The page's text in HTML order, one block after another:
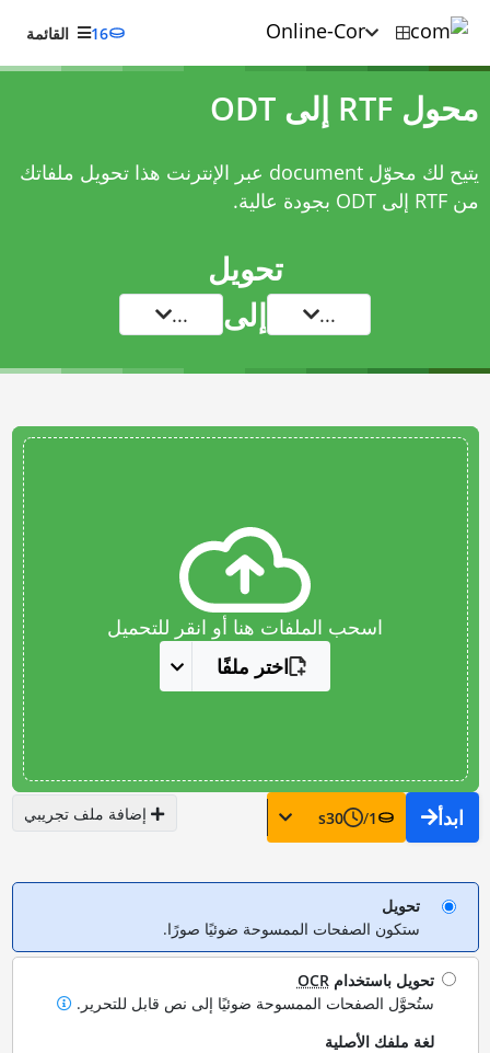
16 القائمة
محول RTF إلى ODT
يتيح لك محوّل document عبر الإنترنت هذا تحويل ملفاتك
من RTF إلى ODT بجودة عالية.
تحويل
... إلى ...
اسحب الملفات هنا أو انقر للتحميل
اختر ملفًا
ابدأ 1
/
30
s إضافة ملف تجريبي
تحويل
ستكون الصفحات الممسوحة ضوئيًا صورًا.
تحويل باستخدام OCR
ستُحوَّل الصفحات الممسوحة ضوئيًا إلى نص قابل للتحرير.
لغة ملفك الأصلية